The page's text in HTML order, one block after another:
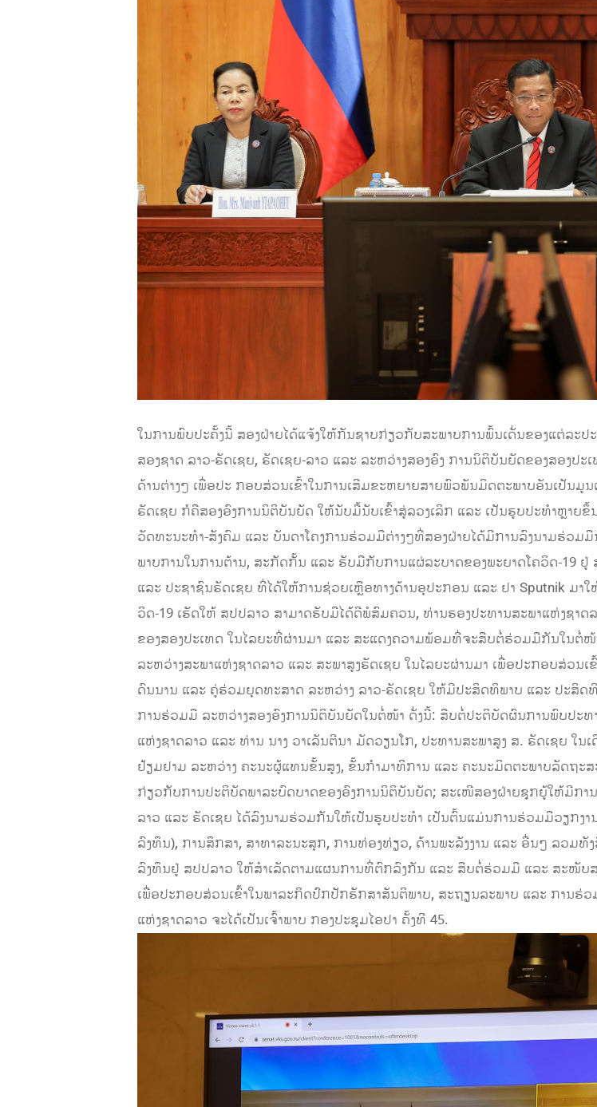
ໃນການພົບປະຄັ້ງນີ້ ສອງຝ່າຍໄດ້ແຈ້ງໃຫ້ກັນຊາບກ່ຽວກັບສະພາບການພົ້ນເດັ່ນຂອງແຕ່ລະ
ສອງຊາດ ລາວ-ຣັດເຊຍ, ຣັດເຊຍ-ລາວ ແລະ ລະຫວ່າງສອງອົງ ການນິຕິບັນຍັດຂອງສອງ
ດ້ານຕ່າງໆ ເພື່ອປະ ກອບສ່ວນເຂົ້າໃນການເສີມຂະຫຍາຍສາຍພົວພັນມິດຕະພາບອັນເປັນ
ຣັດເຊຍ ກໍຄືສອງອົງການນິຕິບັນຍັດ ໃຫ້ນັບມື້ນັບເຂົ້າສູ່ລວງເລິກ ແລະ ເປັນຮູບປະທໍາຫຼາຍຂຶ້
ວັດທະນະທໍາ-ສັງຄົມ ແລະ ບັນດາໂຄງການຮ່ວມມືຕ່າງໆທີ່ສອງຝ່າຍໄດ້ມີການລົງນາມຮ່ວມ
ພາບການໃນການຕ້ານ, ສະກັດກັ້ນ ແລະ ຮັບມືກັບການແຜ່ລະບາດຂອງພະຍາດໂຄວິດ-19
ແລະ ປະຊາຊົນຣັດເຊຍ ທີ່ໄດ້ໃຫ້ການຊ່ວຍເຫຼືອທາງດ້ານອຸປະກອນ ແລະ ຢາ Sputnik ມາ
ວິດ-19 ເຮັດໃຫ້ ສປປລາວ ສາມາດຮັບມືໄດ້ດີພໍສົມຄວນ, ທ່ານຮອງປະທານສະພາແຫ່ງຊາ
ຂອງສອງປະເທດ ໃນໄລຍະທີ່ຜ່ານມາ ແລະ ສະແດງຄວາມພ້ອມທີ່ຈະສືບຕໍ່ຮ່ວມມືກັນໃນ
ລະຫວ່າງສະພາແຫ່ງຊາດລາວ ແລະ ສະພາສູງຣັດເຊຍ ໃນໄລຍະຜ່ານມາ ເພື່ອປະກອບສ່ວ
ດົນນານ ແລະ ຄູ່ຮ່ວມຍຸດທະສາດ ລະຫວ່າງ ລາວ-ຣັດເຊຍ ໃຫ້ມີປະສິດທິພາບ ແລະ ປະສິ
ການຮ່ວມມື ລະຫວ່າງສອງອົງການນິຕິບັນຍັດໃນຕໍ່ໜ້າ ດັ່ງນີ້: ສືບຕໍ່ປະຕິບັດຜົນການພົບປະ
ແຫ່ງຊາດລາວ ແລະ ທ່ານ ນາງ ວາເລັນຕີນາ ມັດວຽນໂກ, ປະທານສະພາສູງ ສ. ຣັດເຊຍ ໃ
ຢ້ຽມຢາມ ລະຫວ່າງ ຄະນະຜູ້ແທນຂັ້ນສູງ, ຂັ້ນກໍາມາທິການ ແລະ ຄະນະມິດຕະພາບລັດຖ
ກ່ຽວກັບການປະຕິບັດພາລະບົດບາດຂອງອົງການນິຕິບັນຍັດ; ສະເໜີສອງຝ່າຍຊຸກຍູ້ໃຫ້ມີກ
ລາວ ແລະ ຣັດເຊຍ ໄດ້ລົງນາມຮ່ວມກັນໃຫ້ເປັນຮູບປະທຳ ເປັນຕົ້ນແມ່ນການຮ່ວມມືວຽກງ
ລົງທຶນ), ການສຶກສາ, ສາທາລະນະສຸກ, ການທ່ອງທ່ຽວ, ດ້ານພະລັງງານ ແລະ ອື່ນໆ ລວມ
ລົງທຶນຢູ່ ສປປລາວ ໃຫ້ສໍາເລັດຕາມແຜນການທີ່ຕົກລົງກັນ ແລະ ສືບຕໍ່ຮ່ວມມື ແລະ ສະໜັບ
ເພື່ອປະກອບສ່ວນເຂົ້າໃນພາລະກິດປົກປັກຮັກສາສັນຕິພາບ, ສະຖຽນລະພາບ ແລະ ການຮ່
ແຫ່ງຊາດລາວ ຈະໄດ້ເປັນເຈົ້າພາບ ກອງປະຊຸມໄອປາ ຄັ້ງທີ 45.